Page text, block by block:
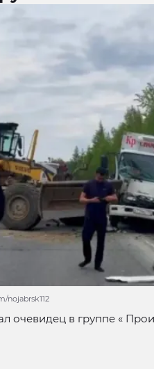
nojabrsk112
очевидец в группе «